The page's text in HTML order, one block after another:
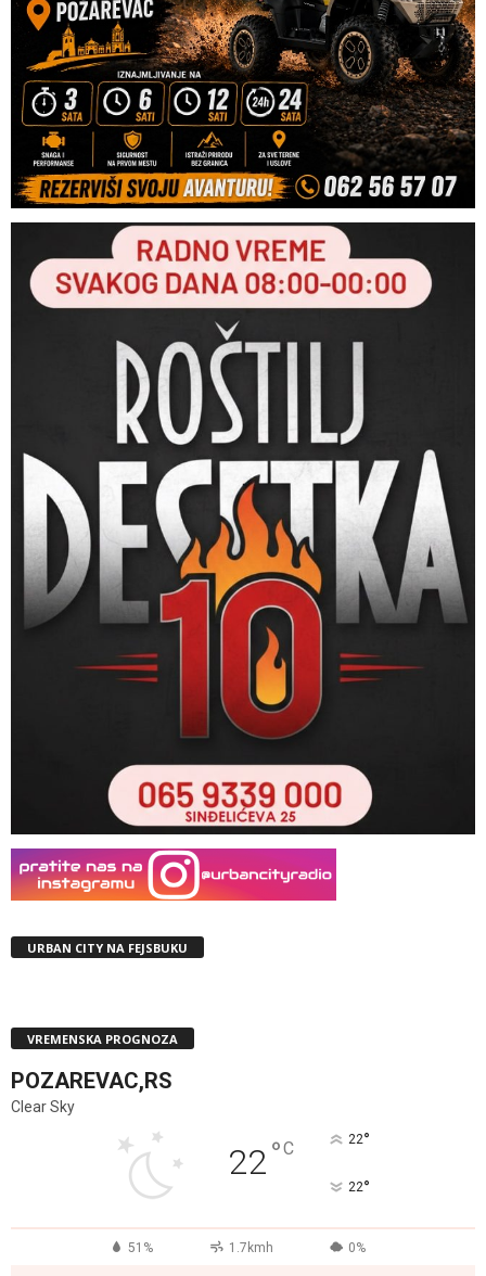
URBAN CITY NA FEJSBUKU
VREMENSKA PROGNOZA
POZAREVAC,RS
Clear Sky
22°C 22°
22°
51% 1.7kmh 0%